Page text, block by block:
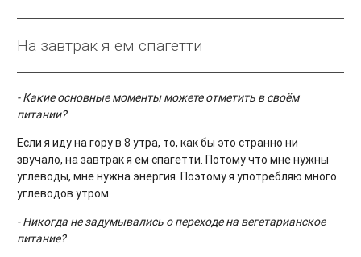
На завтрак я ем спагетти
- Какие основные моменты можете отметить в своём
питании?
Если я иду на гору в 8 утра, то, как бы это странно ни
звучало, на завтрак я ем спагетти. Потому что мне нужны
углеводы, мне нужна энергия. Поэтому я употребляю много
углеводов утром.
- Никогда не задумывались о переходе на вегетарианское
питание?